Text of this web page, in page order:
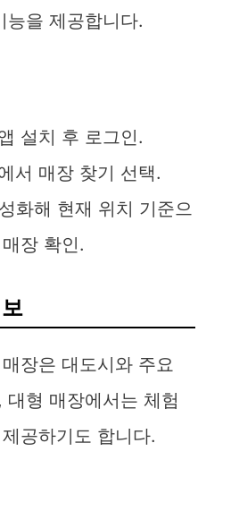
능을 제공합니다.
설치 후 로그인.
서 매장 찾기 선택.
화해 현재 위치 기준으
장 확인.
장은 대도시와 주요
대형 매장에서는 체험
공하기도 합니다.